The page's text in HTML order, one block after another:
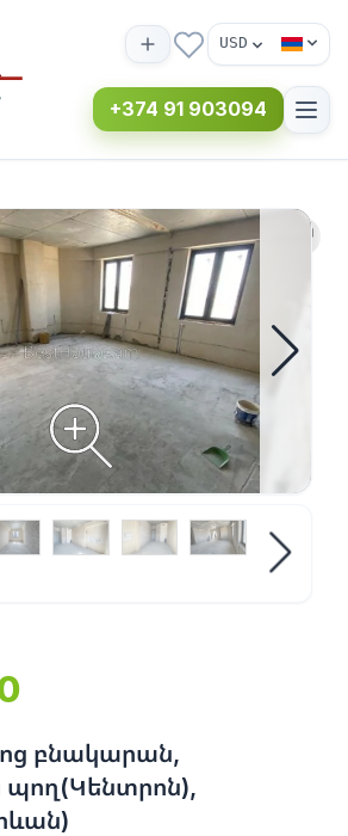
USD
+374 91 903094
բնակարան,